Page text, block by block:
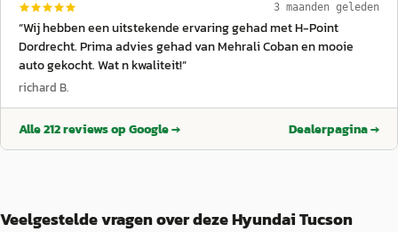
3 maanden geleden
“Wij hebben een uitstekende ervaring gehad met H-Point
Dordrecht. Prima advies gehad van Mehrali Coban en mooie
auto gekocht. Wat n kwaliteit!”
richard B.
Alle212reviews op Google → Dealerpagina →
Veelgestelde vragen over deze Hyundai Tucson